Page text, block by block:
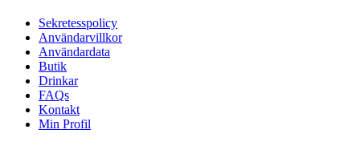
Sekretesspolicy
Användarvillkor
Användardata
Butik
Drinkar
FAQs
Kontakt
Min Profil